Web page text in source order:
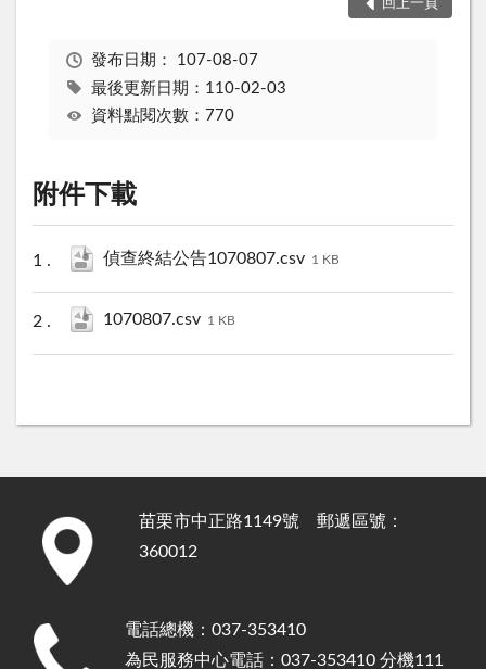
回上一頁
發布日期： 107-08-07
最後更新日期：110-02-03
資料點閱次數：770
附件下載
偵查終結公告1070807.csv 1 KB
1070807.csv 1 KB
苗栗市中正路1149號 郵遞區號：
360012
電話總機：037-353410
為民服務中心電話：037-353410 分機111